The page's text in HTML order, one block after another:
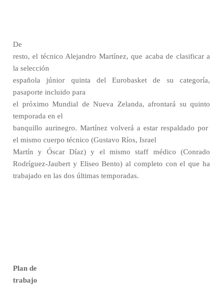
De
resto, el técnico Alejandro Martínez, que acaba de clasificar a
la selección
española júnior quinta del Eurobasket de su categoría,
pasaporte incluido para
el próximo Mundial de Nueva Zelanda, afrontará su quinto
temporada en el
banquillo aurinegro. Martínez volverá a estar respaldado por
el mismo cuerpo técnico (Gustavo Ríos, Israel
Martín y Óscar Díaz) y el mismo staff médico (Conrado
Rodríguez-Jaubert y Eliseo Bento) al completo con el que ha
trabajado en las dos últimas temporadas.
Plan de
trabajo